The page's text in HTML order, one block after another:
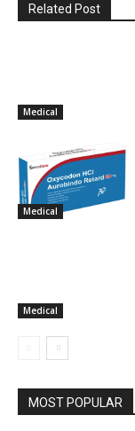
Related Post
Medical
Medical
Medical
MOST POPULAR